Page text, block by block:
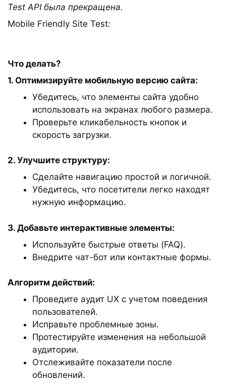
Test API была прекращена.
Mobile Friendly Site Test:
Что делать?
1. Оптимизируйте мобильную версию сайта:
Убедитесь, что элементы сайта удобно
использовать на экранах любого размера.
Проверьте кликабельность кнопок и
скорость загрузки.
2. Улучшите структуру:
Сделайте навигацию простой и логичной.
Убедитесь, что посетители легко находят
нужную информацию.
3. Добавьте интерактивные элементы:
Используйте быстрые ответы (FAQ).
Внедрите чат-бот или контактные формы.
Алгоритм действий:
Проведите аудит UX с учетом поведения
пользователей.
Исправьте проблемные зоны.
Протестируйте изменения на небольшой
аудитории.
Отслеживайте показатели после
обновлений.